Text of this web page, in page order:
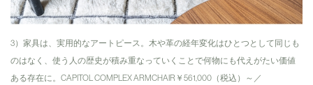
3）家具は、実用的なアートピース。木や革の経年変化はひとつとして同じも
のはなく、使う人の歴史が積み重なっていくことで何物にも代えがたい価値
ある存在に。CAPITOL COMPLEX ARMCHAIR￥561,000（税込）～／